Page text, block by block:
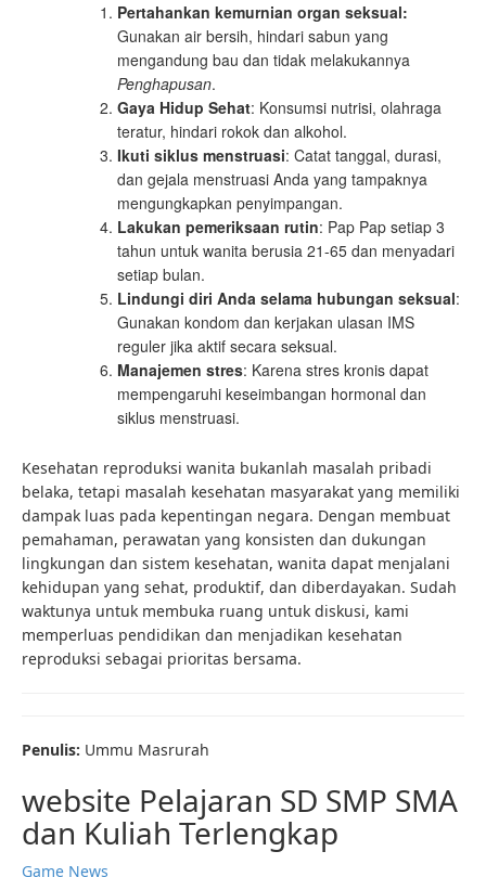
Pertahankan kemurnian organ seksual:
Gunakan air bersih, hindari sabun yang
mengandung bau dan tidak melakukannya
Penghapusan.
Gaya Hidup Sehat: Konsumsi nutrisi, olahraga
teratur, hindari rokok dan alkohol.
Ikuti siklus menstruasi: Catat tanggal, durasi,
dan gejala menstruasi Anda yang tampaknya
mengungkapkan penyimpangan.
Lakukan pemeriksaan rutin: Pap Pap setiap 3
tahun untuk wanita berusia 21-65 dan menyadari
setiap bulan.
Lindungi diri Anda selama hubungan seksual:
Gunakan kondom dan kerjakan ulasan IMS
reguler jika aktif secara seksual.
Manajemen stres: Karena stres kronis dapat
mempengaruhi keseimbangan hormonal dan
siklus menstruasi.
Kesehatan reproduksi wanita bukanlah masalah pribadi
belaka, tetapi masalah kesehatan masyarakat yang memiliki
dampak luas pada kepentingan negara. Dengan membuat
pemahaman, perawatan yang konsisten dan dukungan
lingkungan dan sistem kesehatan, wanita dapat menjalani
kehidupan yang sehat, produktif, dan diberdayakan. Sudah
waktunya untuk membuka ruang untuk diskusi, kami
memperluas pendidikan dan menjadikan kesehatan
reproduksi sebagai prioritas bersama.
Penulis: Ummu Masrurah
website Pelajaran SD SMP SMA
dan Kuliah Terlengkap
Game News